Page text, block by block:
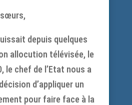
depuis quelques
allocution télévisée, le
le chef de l’Etat nous a
d’appliquer un
pour faire face à la